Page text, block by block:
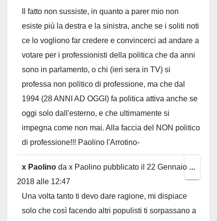
Il fatto non sussiste, in quanto a parer mio non
esiste più la destra e la sinistra, anche se i soliti noti
ce lo vogliono far credere e convincerci ad andare a
votare per i professionisti della politica che da anni
sono in parlamento, o chi (ieri sera in TV) si
professa non politico di professione, ma che dal
1994 (28 ANNI AD OGGI) fa politica attiva anche se
oggi solo dall'esterno, e che ultimamente si
impegna come non mai. Alla faccia del NON politico
di professione!!! Paolino l'Arrotino-
x Paolino da x Paolino pubblicato il 22 Gennaio
2018 alle 12:47
Una volta tanto ti devo dare ragione, mi dispiace
solo che così facendo altri populisti ti sorpassano a
...
this